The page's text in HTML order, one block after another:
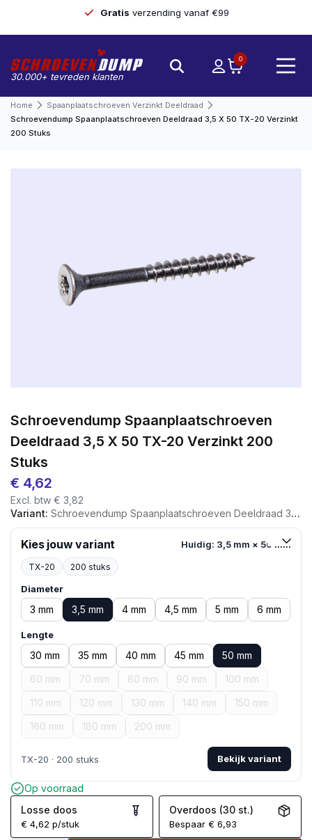
Gratis verzending vanaf €99
30.000+ tevreden klanten
0
Home
Spaanplaatschroeven Verzinkt Deeldraad
Schroevendump Spaanplaatschroeven Deeldraad 3,5 X 50 TX-20 Verzinkt
200 Stuks
Schroevendump Spaanplaatschroeven
Deeldraad 3,5 X 50 TX-20 Verzinkt 200
Stuks
€ 4,62
Excl. btw € 3,82
Variant: Schroevendump Spaanplaatschroeven Deeldraad 3,5 X 50 TX-20 Verzinkt 200 Stuks
Kies jouw variant Huidig: 3,5 mm × 50 mm
TX-20 200 stuks
Diameter
3 mm 3,5 mm 4 mm 4,5 mm 5 mm 6 mm
Lengte
30 mm 35 mm 40 mm 45 mm
50 mm
60 mm
70 mm 80 mm 90 mm
100 mm
110 mm
120 mm 130 mm 140 mm
150 mm
160 mm
180 mm 200 mm
TX-20 · 200 stuks Bekijk variant
Op voorraad
Losse doos
€ 4,62 p/stuk
Overdoos (30 st.)
Bespaar€ 6,93